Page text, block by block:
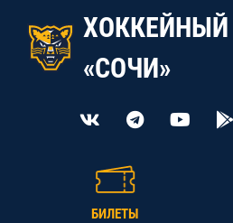
ХОККЕЙНЫЙ
«СОЧИ»
БИЛЕТЫ